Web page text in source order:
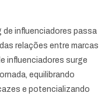
de influenciadores passa
relações entre marcas
influenciadores surge
equilibrando
e potencializando